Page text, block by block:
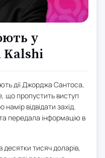
у
Kalshi
дії Джорджа Сантоса,
що пропустить виступ
відвідати захід.
передала інформацію в
тисяч доларів,